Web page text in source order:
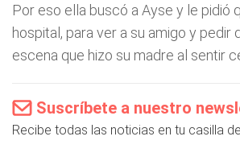
Por eso ella buscó a Ayse y le pidió
hospital, para ver a su amigo y pedir
escena que hizo su madre al sentir
Suscríbete a nuestro
Recibe todas las noticias en tu casilla